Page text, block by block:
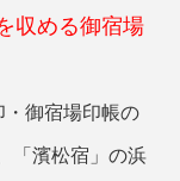
収める御宿場
御宿場印帳の
「濱松宿」の浜